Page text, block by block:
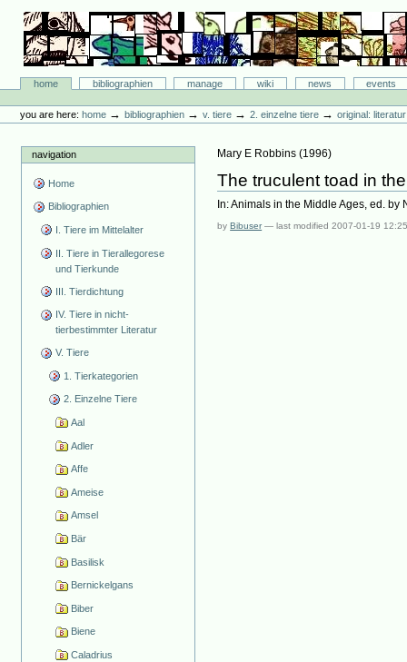
content.
navigation
Bibliographie-Portal
Sectionshome bibliographien manage wiki news
events
tools
you are here: home →bibliographien →v. tiere →2. einzelne tiere →original:
navigation
Home
Bibliographien
I. Tiere im Mittelalter
II. Tiere in Tierallegorese
und Tierkunde
III. Tierdichtung
IV. Tiere in nicht-
tierbestimmter Literatur
V. Tiere
1. Tierkategorien
2. Einzelne Tiere
Aal
Adler
Affe
Ameise
Amsel
Bär
Basilisk
Bernickelgans
Biber
Biene
Caladrius
Mary E Robbins (1996)
The truculent toad in
In: Animals in the Middle Ages, ed.
byBibuser —last modified2007-01-19